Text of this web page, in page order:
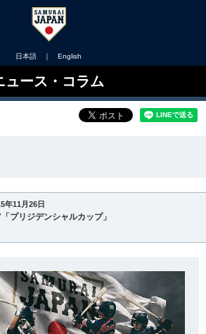
日本語 ｜ English
ュース・コラム
年11月26日
プリジデンシャルカップ」